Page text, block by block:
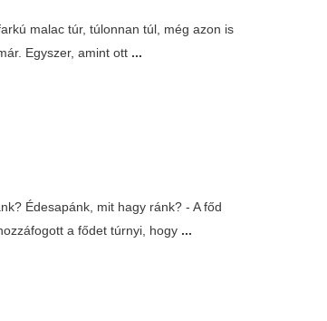
malac túr, túlonnan túl, még azon is
Egyszer, amint ott ...
Édesapánk, mit hagy ránk? - A főd
a fődet túrnyi, hogy ...